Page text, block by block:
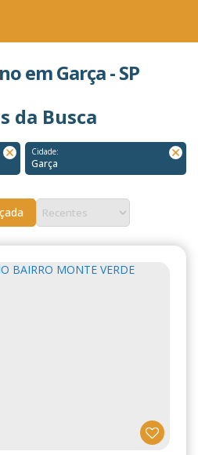
em Garça - SP
da Busca
Cidade:
Garça